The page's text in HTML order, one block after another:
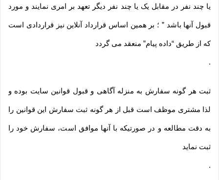
یا چند نفر در مقابل یک یا چند نفر دیگر تعهد بر امری نمایند و مورد
قبول آنها باشد ” ؛ بر همین اساس قرارداد آنلاین نیز قراردادی است
که از طریق “داده پیام” منعقد می گردد
.
ثبت هر گونه سفارش به منزله آگاهی و قبول قوانین سایت بوده و
لذا مشتری موظف است قبل از هر گونه ثبت سفارش این قوانین را
به دقت مطالعه و در صورتیکه با آنها موافق است، سفارش خود را
ثبت نماید
.